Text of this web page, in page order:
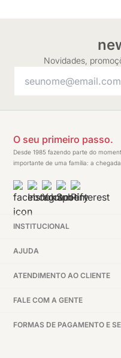
Novidades,
O seu primeiro passo.
Desde 1985 fazendo parte do
importante de uma família: a
INSTITUCIONAL
AJUDA
ATENDIMENTO AO CLIENTE
FALE COM A GENTE
FORMAS DE PAGAMENTO E